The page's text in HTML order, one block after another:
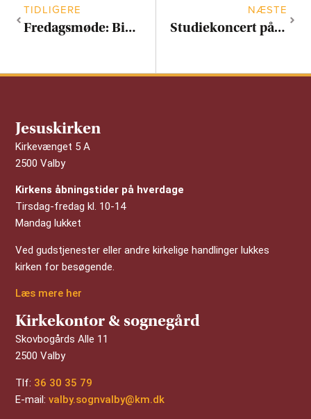
TIDLIGERE
Fredagsmøde: Bibelarbejde i krigstid
NÆSTE
Studiekoncert på Cavaillé-Coll-orglet
Jesuskirken
Kirkevænget 5 A
2500 Valby
Kirkens åbningstider på hverdage
Tirsdag-fredag kl. 10-14
Mandag lukket
Ved gudstjenester eller andre kirkelige handlinger lukkes
kirken for besøgende.
Læs mere her
Kirkekontor & sognegård
Skovbogårds Alle 11
2500 Valby
Tlf: 36 30 35 79
E-mail:valby.sognvalby@km.dk